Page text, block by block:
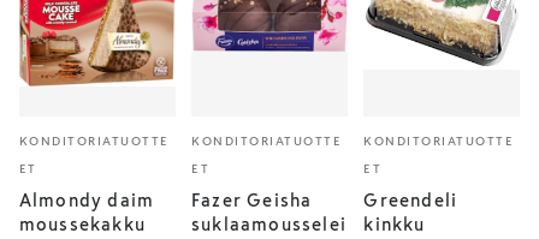
KONDITORIATUOTTE
ET
Almondy daim
moussekakku
KONDITORIATUOTTE
ET
Fazer Geisha
suklaamousselei
KONDITORIATUOTTE
ET
Greendeli
kinkku